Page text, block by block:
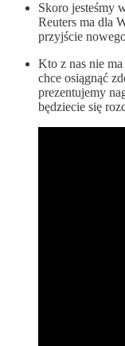
Skoro jesteśmy
Reuters ma dla
przyjście
Kto z nas nie
chce osiągnąć
prezentujemy
będziecie się